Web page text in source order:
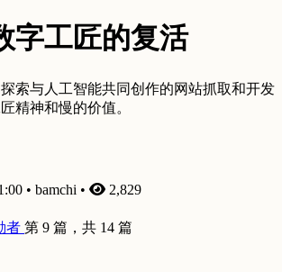
字工匠的复活
索与人工智能共同创作的网站抓取和开发
精神和慢的价值。
• bamchi • 2,829
者 第 9 篇，共 14 篇